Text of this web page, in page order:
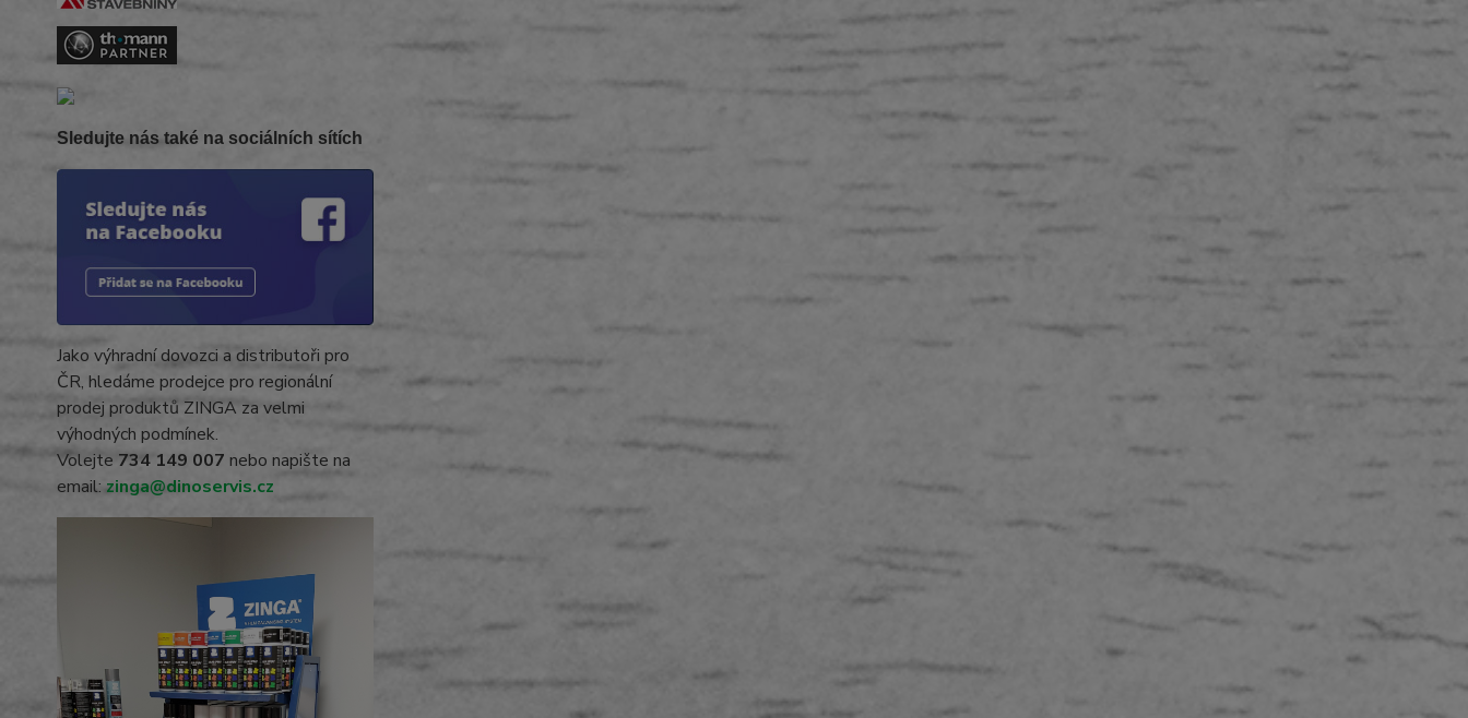
Sledujte nás také na sociálních sítích
Jako výhradní dovozci a distributoři pro
ČR, hledáme prodejce pro regionální
prodej produktů ZINGA za velmi
výhodných podmínek.
Volejte 734 149 007 nebo napište na
email: zinga@dinoservis.cz